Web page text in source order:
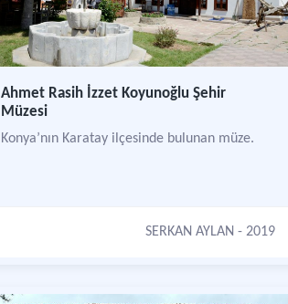
Ahmet Rasih İzzet Koyunoğlu Şehir
Müzesi
Konya’nın Karatay ilçesinde bulunan müze.
SERKAN AYLAN - 2019